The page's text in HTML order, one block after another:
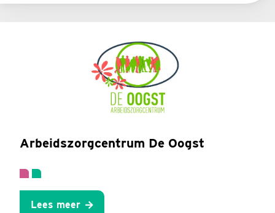
Arbeidszorgcentrum De Oogst
Lees meer